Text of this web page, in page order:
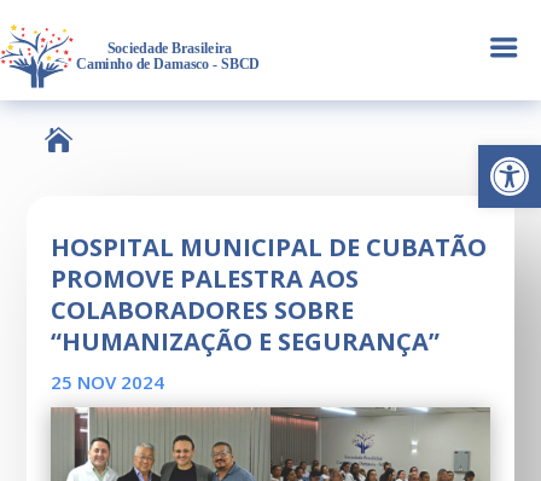
Abrir
a

HOSPITAL MUNICIPAL DE CUBATÃO
PROMOVE PALESTRA AOS
COLABORADORES SOBRE
“HUMANIZAÇÃO E SEGURANÇA”
25 NOV 2024